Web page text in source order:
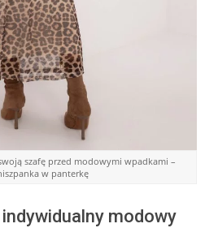
szafę przed modowymi wpadkami –
w panterkę
modowy